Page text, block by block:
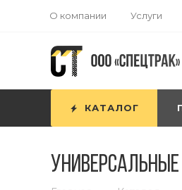
О компании Услуги
КАТАЛОГ
Универсальные